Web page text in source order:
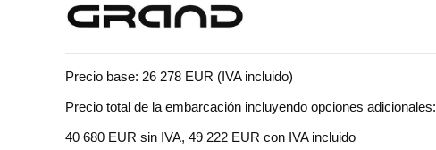
Precio base: 26 278 EUR (IVA incluido)
Precio total de la embarcación incluyendo opciones adicionales:
40 680 EUR sin IVA, 49 222 EUR con IVA incluido